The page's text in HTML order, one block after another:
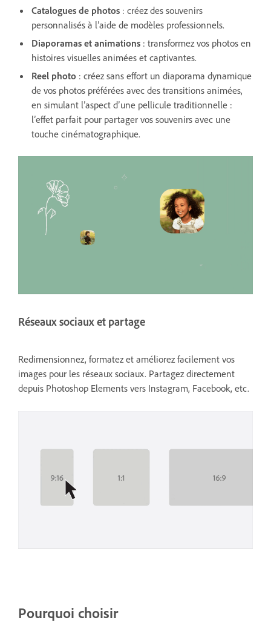
Catalogues de photos : créez des souvenirs
personnalisés à l’aide de modèles professionnels.
Diaporamas et animations : transformez vos photos en
histoires visuelles animées et captivantes.
Reel photo : créez sans effort un diaporama dynamique
de vos photos préférées avec des transitions animées,
en simulant l’aspect d’une pellicule traditionnelle :
l’effet parfait pour partager vos souvenirs avec une
touche cinématographique.
Réseaux sociaux et partage
Redimensionnez, formatez et améliorez facilement vos
images pour les réseaux sociaux. Partagez directement
depuis Photoshop Elements vers Instagram, Facebook, etc.
Pourquoi choisir